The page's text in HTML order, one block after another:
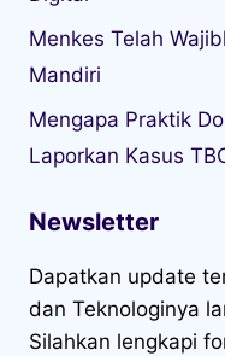
Menkes Telah
Mandiri
Mengapa Praktik
Laporkan Kasus
Newsletter
Dapatkan update
dan Teknologinya
Silahkan lengkapi